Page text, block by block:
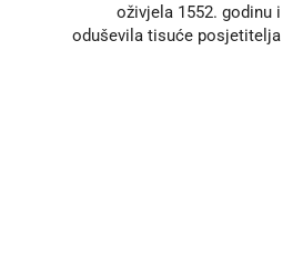
oživjela 1552. godinu i
oduševila tisuće posjetitelja